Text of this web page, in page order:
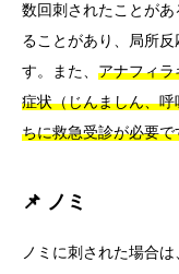
数回刺されたことが
ることがあり、局所
す。また、 アナフィラ
症状（じんましん、
ちに救急受診が必要で
📌 ノミ
ノミに刺された場合